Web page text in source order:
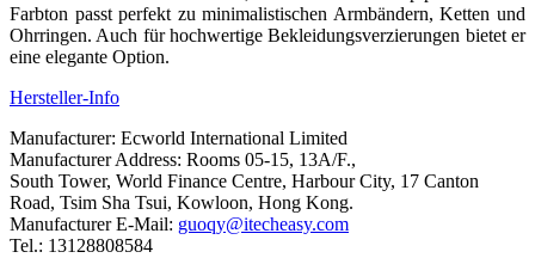
Farbton passt perfekt zu minimalistischen Armbändern, Ketten und
Ohrringen. Auch für hochwertige Bekleidungsverzierungen bietet er
eine elegante Option.
Hersteller-Info
Manufacturer: Ecworld International Limited
Manufacturer Address: Rooms 05-15, 13A/F.,
South Tower, World Finance Centre, Harbour City, 17 Canton
Road, Tsim Sha Tsui, Kowloon, Hong Kong.
Manufacturer E-Mail: guoqy@itecheasy.com
Tel.: 13128808584